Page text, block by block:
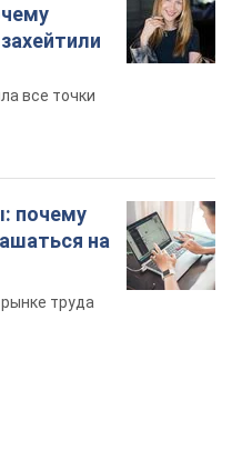
все точки
почему
на
труда